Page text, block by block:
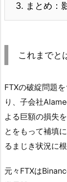
3. まとめ：
これまでと
FTXの破綻問題
り、子会社
よる巨額の損失
とをもって補填
るまじき状況に
元々FTXは